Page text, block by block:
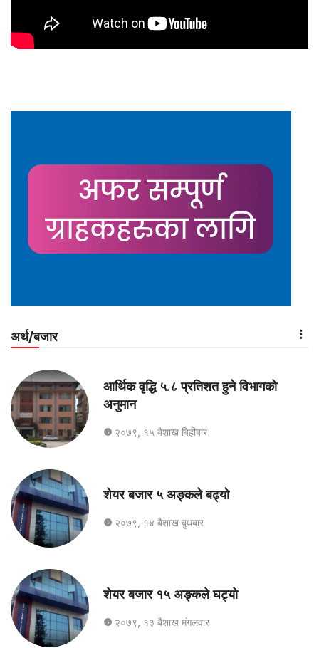
अर्थ/बजार
आर्थिक वृद्धि ५.८ प्रतिशत हुने विभागको
अनुमान
२०७९, १५ बैशाख बिहीबार
शेयर बजार ५ अङ्कले बढ्यो
२०७९, १४ बैशाख बुधबार
शेयर बजार १५ अङ्कले घट्यो
२०७९, १३ बैशाख मंगलवार